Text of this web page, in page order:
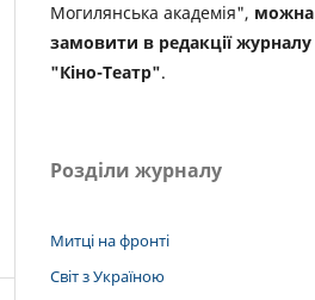
Могилянська академія", можна
замовити в редакції журналу
"Кіно-Театр".
Розділи журналу
Митці на фронті
Світ з Україною